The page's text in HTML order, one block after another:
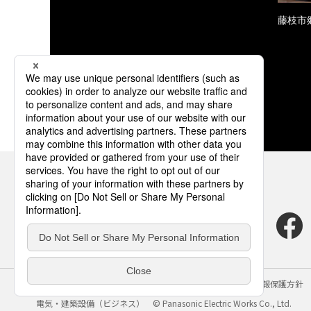
藤枝市
サイトのご利用にあたって クッキーポリシー
個人情報保護方針
電気・建築設備（ビジネス）
© Panasonic Electric Works Co., Ltd.